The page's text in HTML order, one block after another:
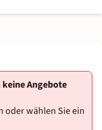
Angebote
oder wählen Sie ein